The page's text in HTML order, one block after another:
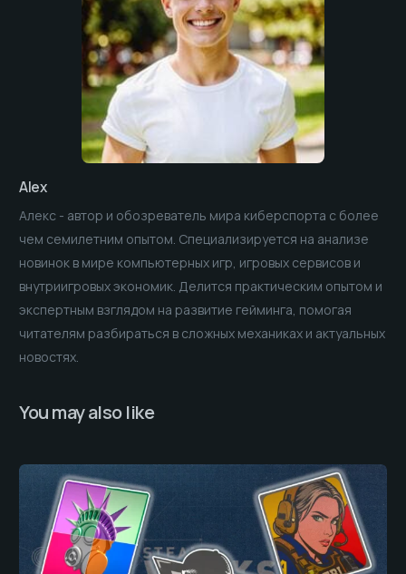
Alex
Алекс - автор и обозреватель мира киберспорта с более
чем семилетним опытом. Специализируется на анализе
новинок в мире компьютерных игр, игровых сервисов и
внутриигровых экономик. Делится практическим опытом и
экспертным взглядом на развитие гейминга, помогая
читателям разбираться в сложных механиках и актуальных
новостях.
You may also like